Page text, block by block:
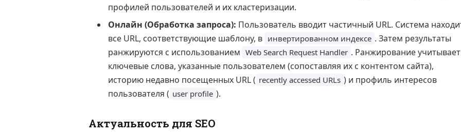
профилей пользователей и их кластеризации.
Онлайн (Обработка запроса): Пользователь вводит частичный URL. Система
все URL, соответствующие шаблону, в инвертированном индексе . Затем результаты
ранжируются с использованием Web Search Request Handler . Ранжирование
ключевые слова, указанные пользователем (сопоставляя их с контентом сайта),
историю недавно посещенных URL ( recently accessed URLs ) и профиль интересов
пользователя ( user profile ).
Актуальность для SEO